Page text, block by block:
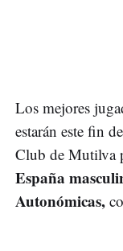
Los mejores
estarán este fin
Club de Mutilva
España
Autonómicas,